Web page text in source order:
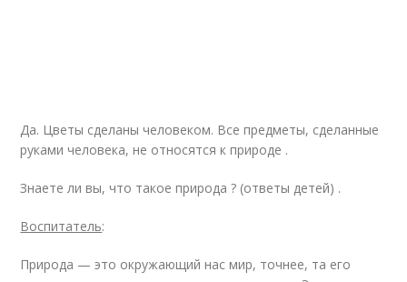
Да. Цветы сделаны человеком. Все предметы, сделанные
руками человека, не относятся к природе .
Знаете ли вы, что такое природа ? (ответы детей) .
Воспитатель:
Природа — это окружающий нас мир, точнее, та его